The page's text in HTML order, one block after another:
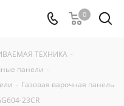
0
ТЕХНИКА -
панели -
- Газовая варочная панель
23CR